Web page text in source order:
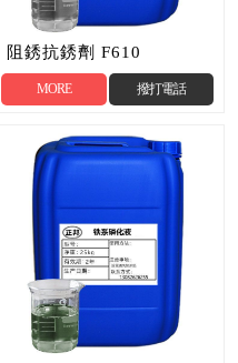
阻銹抗銹劑 F610
MORE 撥打電話